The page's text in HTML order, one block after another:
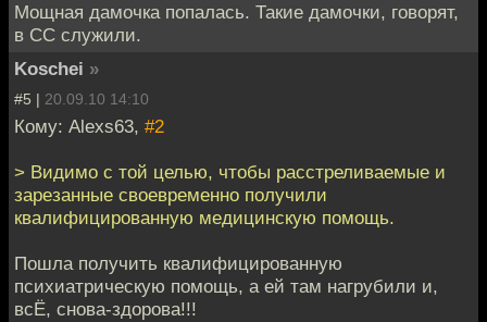
Мощная дамочка попалась. Такие дамочки, говорят,
в СС служили.
Koschei »
#5 | 20.09.10 14:10
Кому: Alexs63, #2
> Видимо с той целью, чтобы расстреливаемые и
зарезанные своевременно получили
квалифицированную медицинскую помощь.
Пошла получить квалифицированную
психиатрическую помощь, а ей там нагрубили и,
всЁ, снова-здорова!!!